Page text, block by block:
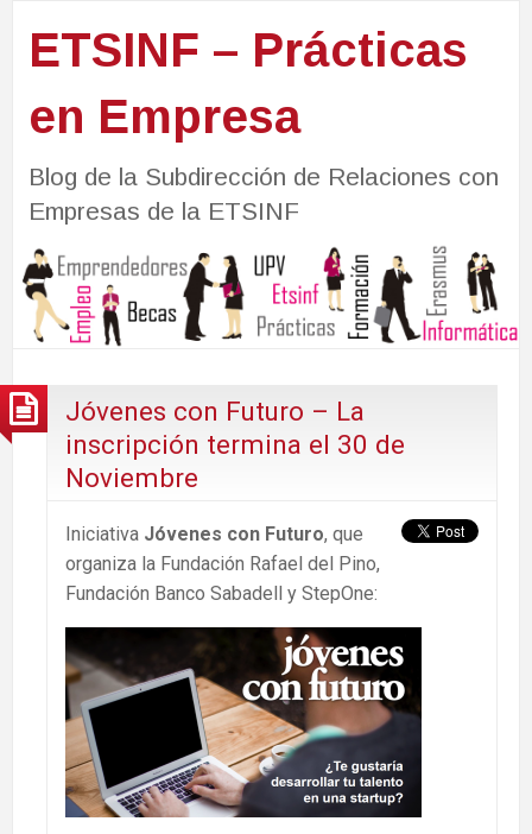
ETSINF – Prácticas
en Empresa
Blog de la Subdirección de Relaciones con
Empresas de la ETSINF
Jóvenes con Futuro – La
inscripción termina el 30 de
Noviembre
Iniciativa Jóvenes con Futuro, que
organiza la Fundación Rafael del Pino,
Fundación Banco Sabadell y StepOne: